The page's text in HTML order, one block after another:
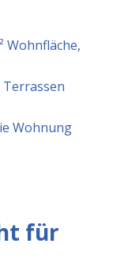
Wohnfläche,
Wohnung
für